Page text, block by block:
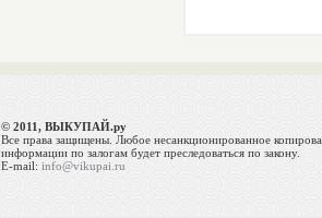
© 2011, ВЫКУПАЙ.ру
Все права защищены. Любое несанкционированное
информации по залогам будет преследоваться по закону.
E-mail:info@vikupai.ru